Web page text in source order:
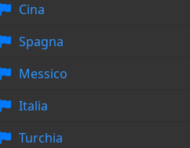
Cina
Spagna
Messico
Italia
Turchia